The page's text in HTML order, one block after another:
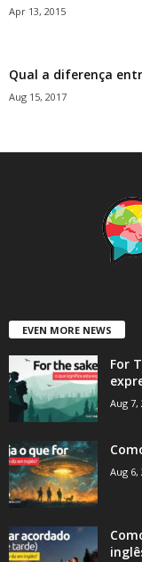
Apr 13, 2015
Qual a diferença
Aug 15, 2017
EVEN MORE NEWS
For
Aug 7,
Aug 6,